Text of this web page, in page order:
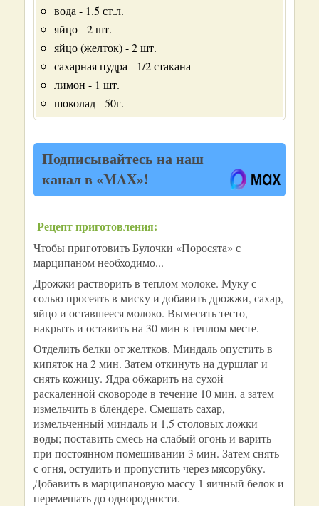
вода - 1.5 ст.л.
яйцо - 2 шт.
яйцо (желток) - 2 шт.
сахарная пудра - 1/2 стакана
лимон - 1 шт.
шоколад - 50г.
Подписывайтесь на наш
канал в «MAX»!
Рецепт приготовления:
Чтобы приготовить Булочки «Поросята» с
марципаном необходимо...
Дрожжи растворить в теплом молоке. Муку с
солью просеять в миску и добавить дрожжи, сахар,
яйцо и оставшееся молоко. Вымесить тесто,
накрыть и оставить на 30 мин в теплом месте.
Отделить белки от желтков. Миндаль опустить в
кипяток на 2 мин. Затем откинуть на дуршлаг и
снять кожицу. Ядра обжарить на сухой
раскаленной сковороде в течение 10 мин, а затем
измельчить в блендере. Смешать сахар,
измельченный миндаль и 1,5 столовых ложки
воды; поставить смесь на слабый огонь и варить
при постоянном помешивании 3 мин. Затем снять
с огня, остудить и пропустить через мясорубку.
Добавить в марципановую массу 1 яичный белок и
перемешать до однородности.